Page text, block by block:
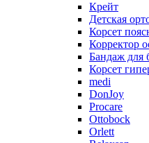
Крейт
Детская
Корсет
Корректор
Бандаж для
Корсет
medi
DonJoy
Procare
Ottobock
Orlett